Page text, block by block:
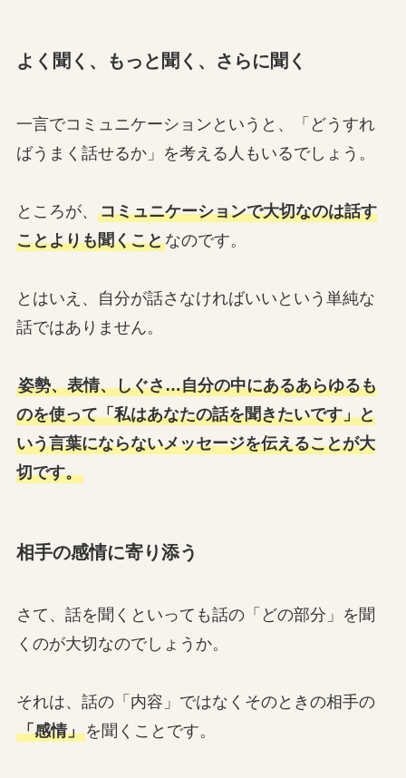
よく聞く、もっと聞く、さらに聞く
一言でコミュニケーションというと、「どうすれ
ばうまく話せるか」を考える人もいるでしょう。
ところが、 コミュニケーションで大切なのは話す
ことよりも聞くことなのです。
とはいえ、自分が話さなければいいという単純な
話ではありません。
姿勢、表情、しぐさ…自分の中にあるあらゆるも
のを使って「私はあなたの話を聞きたいです」と
いう言葉にならないメッセージを伝えることが大
切です。
相手の感情に寄り添う
さて、話を聞くといっても話の「どの部分」を聞
くのが大切なのでしょうか。
それは、話の「内容」ではなくそのときの相手の
「感情」を聞くことです。